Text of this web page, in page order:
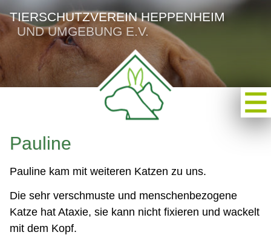
TIERSCHUTZVEREIN HEPPENHEIM
UND UMGEBUNG E.V.
Pauline
Pauline kam mit weiteren Katzen zu uns.
Die sehr verschmuste und menschenbezogene
Katze hat Ataxie, sie kann nicht fixieren und wackelt
mit dem Kopf.